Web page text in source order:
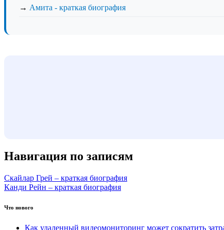
→ Амита - краткая биография
Навигация по записям
Скайлар Грей – краткая биография
Канди Рейн – краткая биография
Что нового
Как удаленный видеомониторинг может сократить